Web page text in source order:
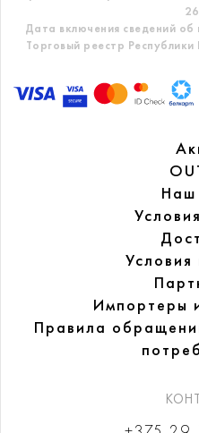
Дата включения сведений
Торговый реестр
Наш
Условия
Импортеры
Правила